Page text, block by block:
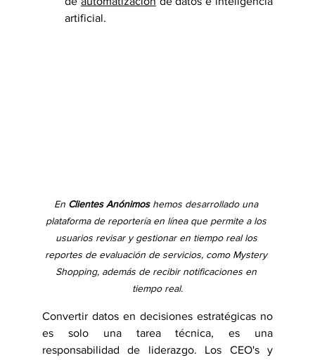
artificial.
En Clientes Anónimos hemos desarrollado una
plataforma de reportería en línea que permite a los
usuarios revisar y gestionar en tiempo real los
reportes de evaluación de servicios, como Mystery
Shopping, además de recibir notificaciones en
tiempo real.
Convertir datos en decisiones estratégicas no
es solo una tarea técnica, es una
responsabilidad de liderazgo. Los CEO's y